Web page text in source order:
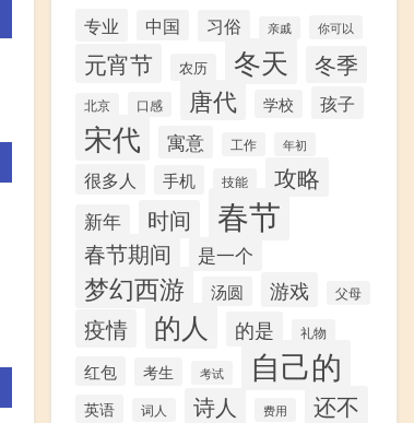
专业 中国 习俗 亲戚 你可以
元宵节 农历 冬天 冬季
北京 口感 唐代 学校 孩子
宋代 寓意 工作 年初
很多人 手机 技能 攻略
新年 时间 春节
春节期间 是一个
梦幻西游 汤圆 游戏 父母
疫情 的人 的是 礼物
红包 考生 考试 自己的
英语 词人 诗人 费用 还不